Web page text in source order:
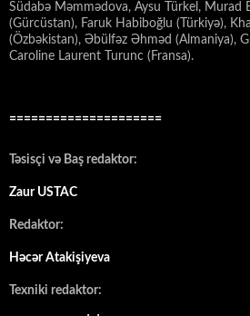
Südabə Məmmədova, Aysu Türkel, Murad
(Gürcüstan), Faruk Habiboğlu (Türkiyə),
(Özbəkistan), Əbülfəz Əhməd (Almaniya),
Caroline Laurent Turunc (Fransa).
=====================
Təsisçi və Baş redaktor:
Zaur USTAC
Redaktor:
Həcər Atakişiyeva
Texniki redaktor: